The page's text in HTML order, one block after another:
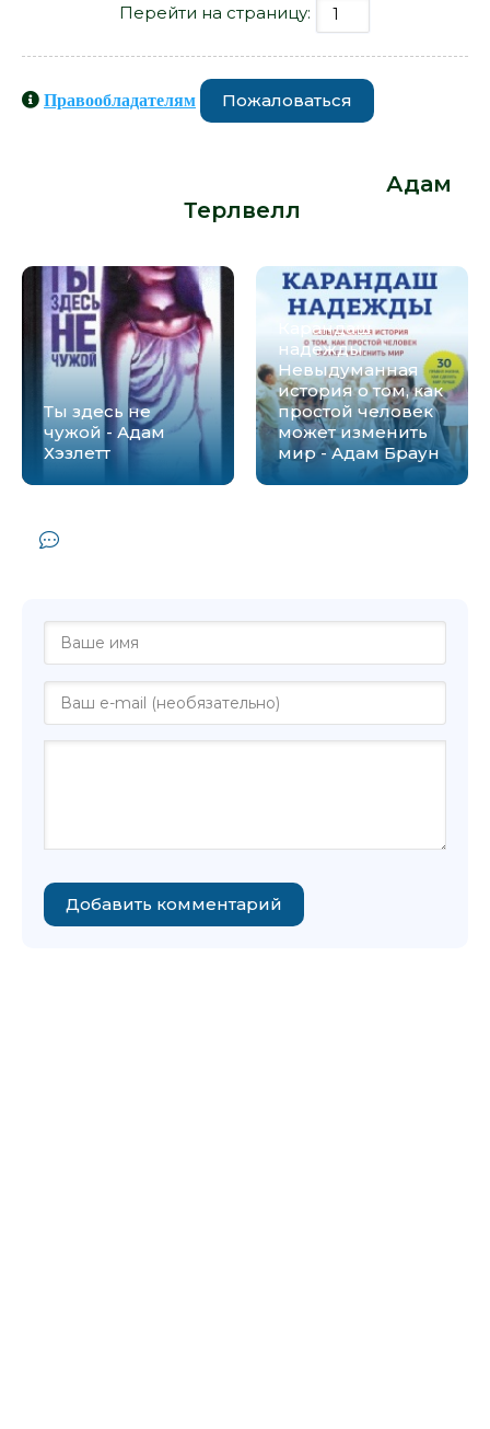
Перейти на страницу:
Правообладателям Пожаловаться
Адам
Терлвелл
Ты здесь не
чужой - Адам
Хэзлетт
Карандаш
надежды.
Невыдуманная
история о том, как
простой человек
может изменить
мир - Адам Браун
Добавить комментарий